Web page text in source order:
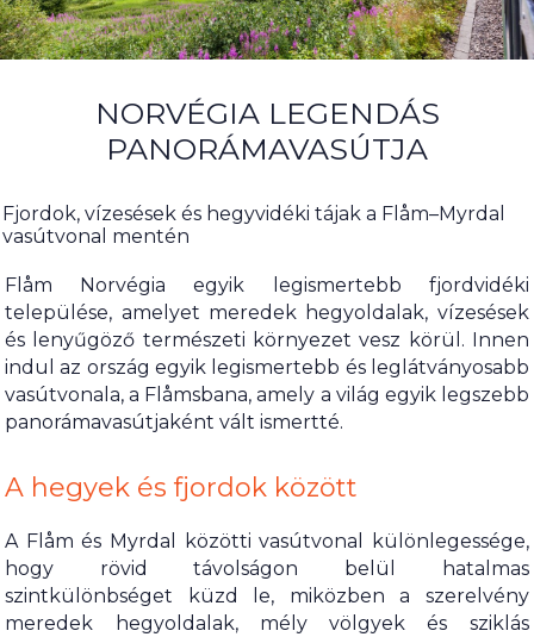
NORVÉGIA LEGENDÁS
PANORÁMAVASÚTJA
Fjordok, vízesések és hegyvidéki tájak a Flåm–Myrdal
vasútvonal mentén
Flåm Norvégia egyik legismertebb fjordvidéki
települése, amelyet meredek hegyoldalak, vízesések
és lenyűgöző természeti környezet vesz körül. Innen
indul az ország egyik legismertebb és leglátványosabb
vasútvonala, a Flåmsbana, amely a világ egyik legszebb
panorámavasútjaként vált ismertté.
A hegyek és fjordok között
A Flåm és Myrdal közötti vasútvonal különlegessége,
hogy rövid távolságon belül hatalmas
szintkülönbséget küzd le, miközben a szerelvény
meredek hegyoldalak, mély völgyek és sziklás